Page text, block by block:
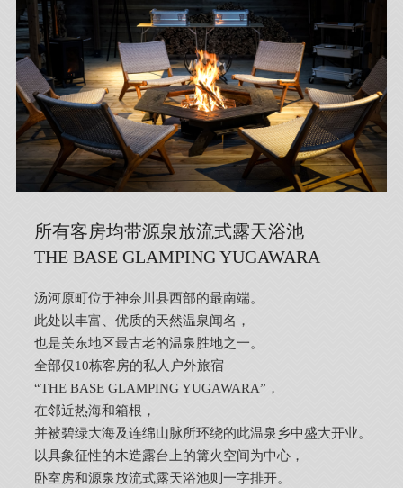
所有客房均带源泉放流式露天浴池
THE BASE GLAMPING YUGAWARA
汤河原町位于神奈川县西部的最南端。
此处以丰富、优质的天然温泉闻名，
也是关东地区最古老的温泉胜地之一。
全部仅10栋客房的私人户外旅宿
“THE BASE GLAMPING YUGAWARA”，
在邻近热海和箱根，
并被碧绿大海及连绵山脉所环绕的此温泉乡中盛大开业。
以具象征性的木造露台上的篝火空间为中心，
卧室房和源泉放流式露天浴池则一字排开。